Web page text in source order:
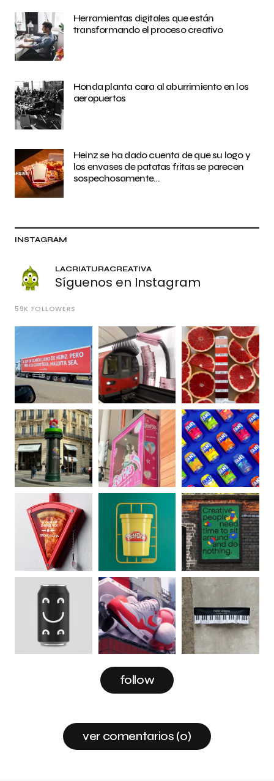
Herramientas digitales que están
transformando el proceso creativo
Honda planta cara al aburrimiento en los
aeropuertos
Heinz se ha dado cuenta de que su logo y
los envases de patatas fritas se parecen
sospechosamente…
INSTAGRAM
LACRIATURACREATIVA
Síguenos en Instagram
59K FOLLOWERS
follow
ver comentarios (0)